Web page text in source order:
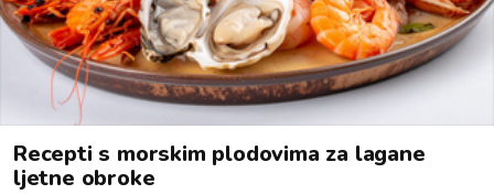
Recepti s morskim plodovima za lagane
ljetne obroke